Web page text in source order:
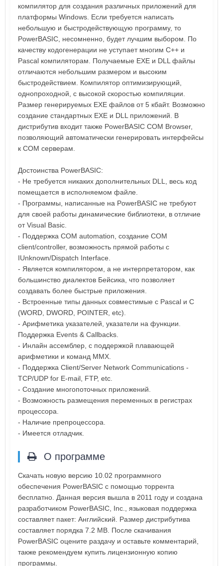
компилятор для создания различных приложений для
платформы Windows. Если требуется написать
небольшую и быстродействующую программу, то
PowerBASIC, несомненно, будет лучшим выбором. По
качеству кодогенерации не уступает многим С++ и
Pascal компиляторам. Получаемые EXE и DLL файлы
отличаются небольшим размером и высоким
быстродействием. Компилятор оптимизирующий,
однопроходной, с высокой скоростью компиляции.
Размер генерируемых EXE файлов от 5 кбайт. Возможно
создание стандартных EXE и DLL приложений. В
дистрибутив входит также PowerBASIC COM Browser,
позволяющий автоматически генерировать интерфейсы
к COM серверам.
Достоинства PowerBASIC:
- Не требуется никаких дополнительных DLL, весь код
помещается в исполняемом файле.
- Программы, написанные на PowerBASIC не требуют
для своей работы динамические библиотеки, в отличие
от Visual Basic.
- Поддержка COM automation, создание COM
client/controller, возможность прямой работы с
IUnknown/Dispatch Interface.
- Является компилятором, а не интерпретатором, как
большинство диалектов Бейсика, что позволяет
создавать более быстрые приложения.
- Встроенные типы данных совместимые с Pascal и C
(WORD, DWORD, POINTER, etc).
- Арифметика указателей, указатели на функции.
Поддержка Events & Сallbacks.
- Инлайн ассемблер, с поддержкой плавающей
арифметики и команд MMX.
- Поддержка Client/Server Network Communications -
TCP/UDP for E-mail, FTP, etc.
- Создание многопоточных приложений.
- Возможность размещения переменных в регистрах
процессора.
- Наличие препроцессора.
- Имеется отладчик.
О программе
Скачать новую версию 10.02 программного
обеспечения PowerBASIC с помощью торрента
бесплатно. Данная версия вышла в 2011 году и создана
разработчиком PowerBASIC, Inc., языковая поддержка
составляет пакет: Английский. Размер дистрибутива
составляет порядка 7.2 MB. После скачивания
PowerBASIC оцените раздачу и оставьте комментарий,
также рекомендуем купить лицензионную копию
программы.